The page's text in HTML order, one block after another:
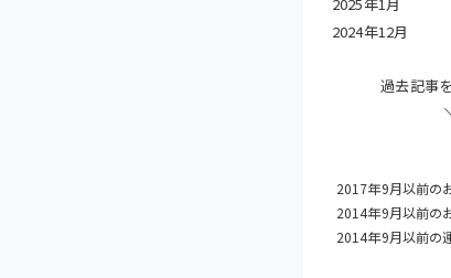
2024年12月
過去記事
2017年9月以前の
2014年9月以前の
2014年9月以前の